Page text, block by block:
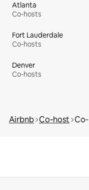
Atlanta
Co‑hosts
Fort Lauderdale
Co‑hosts
Denver
Co‑hosts
Airbnb Co‑host